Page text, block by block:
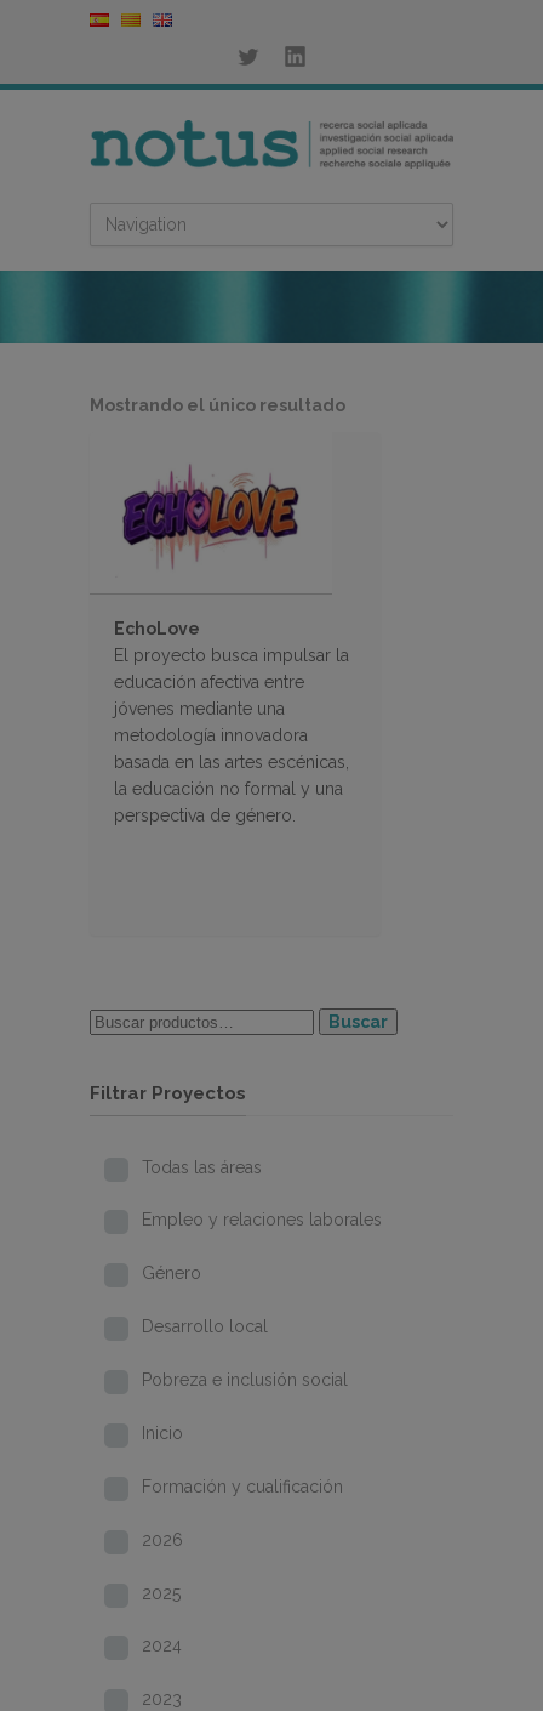
Mostrando el único resultado
EchoLove
El proyecto busca impulsar la
educación afectiva entre
jóvenes mediante una
metodología innovadora
basada en las artes escénicas,
la educación no formal y una
perspectiva de género.
Buscar
Filtrar Proyectos
Todas las áreas
Empleo y relaciones laborales
Género
Desarrollo local
Pobreza e inclusión social
Inicio
Formación y cualificación
2026
2025
2024
2023